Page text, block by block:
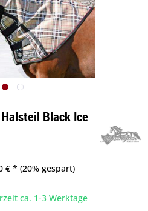
Black Ice
€ * (20% gespart)
ca. 1-3 Werktage